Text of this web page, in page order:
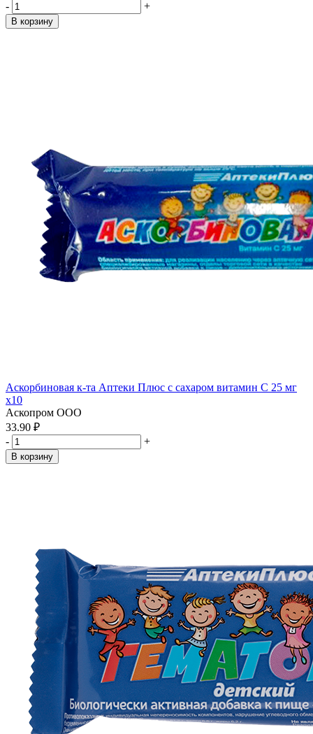
- +
В корзину
Аскорбиновая к-та Аптеки Плюс с сахаром витамин С 25 мг
x10
Аскопром ООО
33.90 ₽
-
+
В корзину